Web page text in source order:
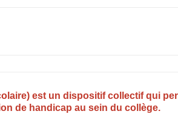
est un dispositif collectif qui
de handicap au sein du collège.